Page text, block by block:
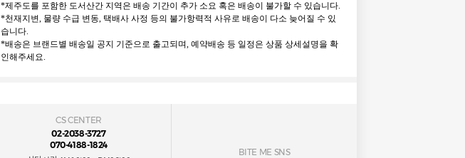
*제주도를 포함한 도서산간 지역은 배송 기간이 추가 소요 혹은 배송이 불가할 수 있습니다.
*천재지변, 물량 수급 변동, 택배사 사정 등의 불가항력적 사유로 배송이 다소 늦어질 수 있
습니다.
*배송은 브랜드별 배송일 공지 기준으로 출고되며, 예약배송 등 일정은 상품 상세설명을 확
인해주세요.
CS CENTER
02-2038-3727
070-4188-1824
BITE ME SNS